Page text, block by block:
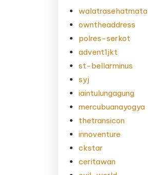
walatrasehatmata
owntheaddress
polres-serkot
advent1jkt
st-bellarminus
syj
iaintulungagung
mercubuanayogya
thetransicon
innoventure
ckstar
ceritawan